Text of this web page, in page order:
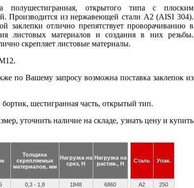
полушестигранная, открытого типа с плоским
Производится из нержавеющей стали А2 (AISI 304).
заклепки отлично препятствует проворачиванию в
листовых материалов и создания в них резьбы.
скрепляет листовые материалы.
по Вашему запросу возможна поставка заклепок из
шестигранная часть, открытый тип.
уточнить наличие на складе, узнать цену и купить
Толщина
скрепляемых
материалов, мм
Нагрузка на
срез, Н
Нагрузка на
растяж., Н
Сталь Упак.
0,3 - 1,8 1848 6860 A2
250